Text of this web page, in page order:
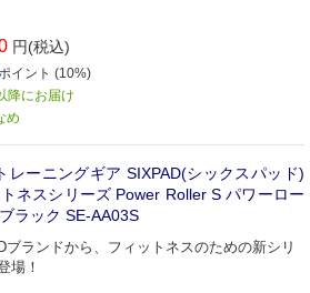
円(税込)
イント (10%)
降にお届け
め
レーニングギア SIXPAD(シックスパッド)
ネスシリーズ Power Roller S パワーロー
ラック SE-AA03S
ブランドから、フィットネスのための新シリ
場！